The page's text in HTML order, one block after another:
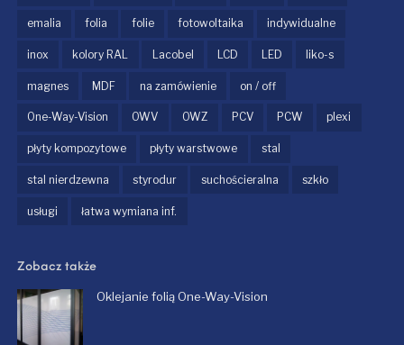
emalia folia folie fotowoltaika indywidualne
inox kolory RAL Lacobel LCD LED liko-s
magnes MDF na zamówienie on / off
One-Way-Vision OWV OWZ PCV PCW plexi
płyty kompozytowe płyty warstwowe stal
stal nierdzewna styrodur suchościeralna szkło
usługi łatwa wymiana inf.
Zobacz także
Oklejanie folią One-Way-Vision